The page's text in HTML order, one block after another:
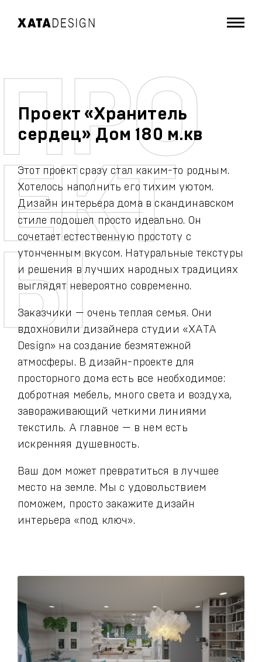
Проект «Хранитель
сердец» Дом 180 м.кв
Этот проект сразу стал каким-то родным.
Хотелось наполнить его тихим уютом.
Дизайн интерьера дома в скандинавском
стиле подошел просто идеально. Он
сочетает естественную простоту с
утонченным вкусом. Натуральные текстуры
и решения в лучших народных традициях
выглядят невероятно современно.
Заказчики — очень теплая семья. Они
вдохновили дизайнера студии «ХАТА
Design» на создание безмятежной
атмосферы. В дизайн-проекте для
просторного дома есть все необходимое:
добротная мебель, много света и воздуха,
завораживающий четкими линиями
текстиль. А главное — в нем есть
искренняя душевность.
Ваш дом может превратиться в лучшее
место на земле. Мы с удовольствием
поможем, просто закажите дизайн
интерьера «под ключ».